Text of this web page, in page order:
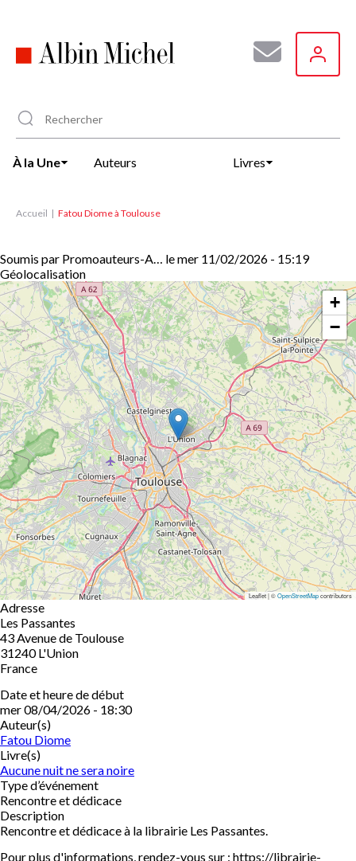
principal
À la Une Auteurs Livres
Accueil Fatou Diome à Toulouse
Soumis par Promoauteurs-A… lemer 11/02/2026 - 15:19
Géolocalisation
+
−
Leaflet | ©OpenStreetMapcontributors
Adresse
Les Passantes
43 Avenue de Toulouse
31240 L'Union
France
Date et heure de début
mer 08/04/2026 - 18:30
Auteur(s)
Fatou Diome
Livre(s)
Aucune nuit ne sera noire
Type d’événement
Rencontre et dédicace
Description
Rencontre et dédicace à la librairie Les Passantes.
Pour plus d'informations, rendez-vous sur : https://librairie-